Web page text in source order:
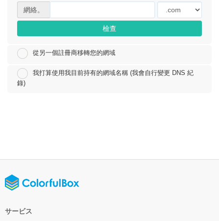
網絡。
檢查
從另一個註冊商移轉您的網域
我打算使用我目前持有的網域名稱 (我會自行變更 DNS 紀
錄)
サービス